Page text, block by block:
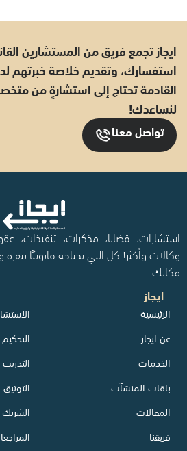
ايجاز تجمع فريق من المستشارين
استفسارك، وتقديم خلاصة خبرتهم
القادمة تحتاج إلى استشارةٍ من
لنساعدك!
تواصل معنا
استشارات، قضايا، مذكرات، تنفيذات،
وكالات وأكثر! كل اللي تحتاجه قانونيًا
مكانك.
ايجاز
الرئيسية
عن ايجاز
الخدمات
باقات المنشآت
المقالات
فريقنا
التحكيم
التوثيق
الشريك